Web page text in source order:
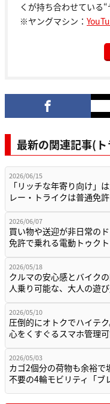
くが持ち合わせている
※ヤングマシン：
最新の関連記事(
2026/06/15
「リッチな年寄り向け」
レー・トライクは普通免
2026/06/07
買い物や送迎が非日常の
免許で乗れる電動トゥク
2026/05/18
クルマの安心感とバイク
人乗り可能な、大人の遊
2026/05/10
圧倒的にオトクでハイテ
心をくすぐるスマホ管理
2026/05/03
カゴ2個分の荷物も余裕で
不要の4輪モビリティ「